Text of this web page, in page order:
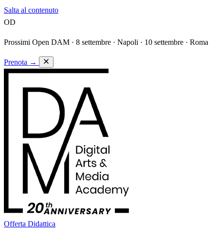
Salta al contenuto
OD
Prossimi Open DAM · 8 settembre · Napoli · 10 settembre · Roma
Prenota →
Offerta Didattica